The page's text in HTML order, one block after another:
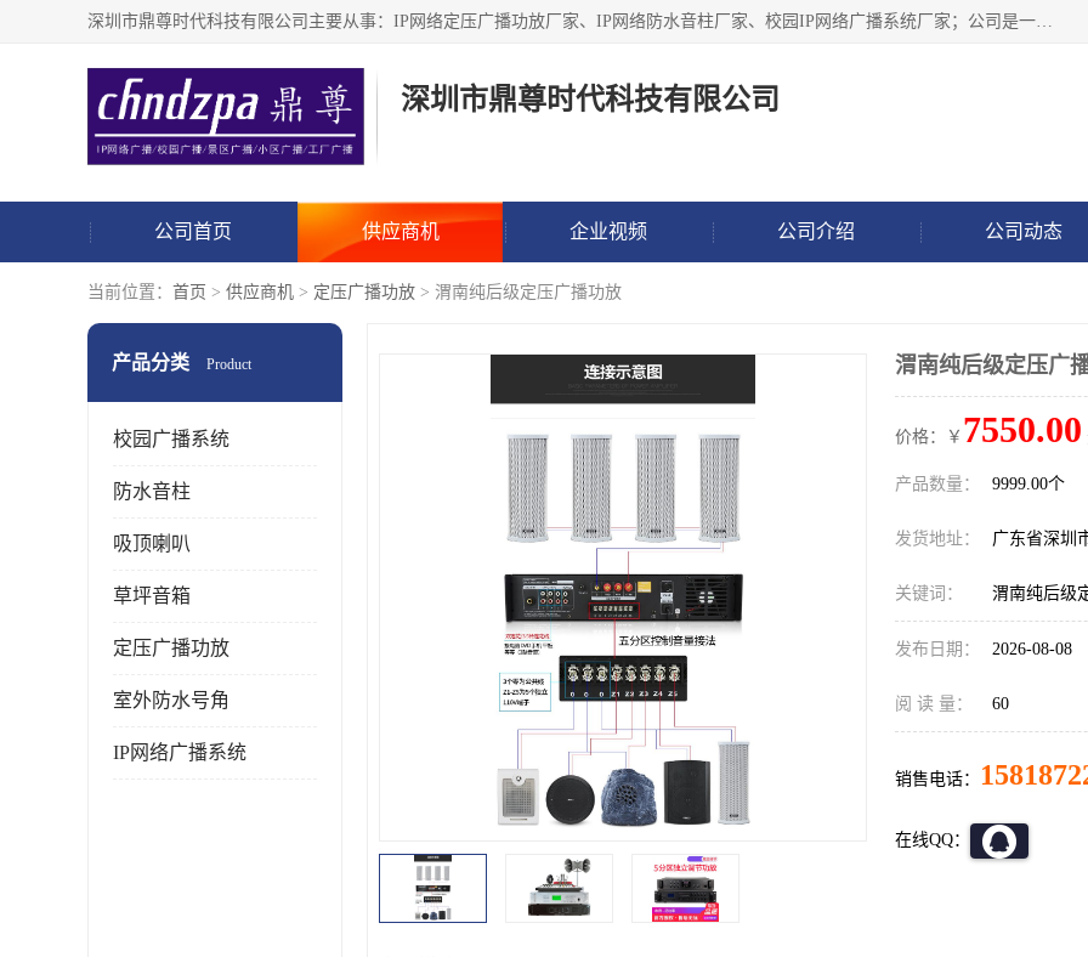
深圳市鼎尊时代科技有限公司主要从事：IP网络定压广播功放厂家、IP网络防水音柱厂家、校园IP网络广播系统厂家；公司是一家集研发、生产、销售公共广播器材于一体的现代电子科技企业。公司成立多年来，本着“自主研发技术、开拓稳定的产品”的宗旨，集多年的行业经验，引航广播行业的迅猛发展，使产品能够适应时代技术发展的需要。
深圳市鼎尊时代科技有限公司
公司首页 供应商机 企业视频 公司介绍 公司动态
当前位置： 首页 > 供应商机 > 定压广播功放 > 渭南纯后级定压广播功放
产品分类 Product
校园广播系统
防水音柱
吸顶喇叭
草坪音箱
定压广播功放
室外防水号角
IP网络广播系统
渭南纯后级定压广
价格：￥ 7550.00
产品数量： 9999.00个
发货地址： 广东省深圳
关键词： 渭南纯后级
发布日期： 2026-08-08
阅 读 量： 60
销售电话：
在线QQ：